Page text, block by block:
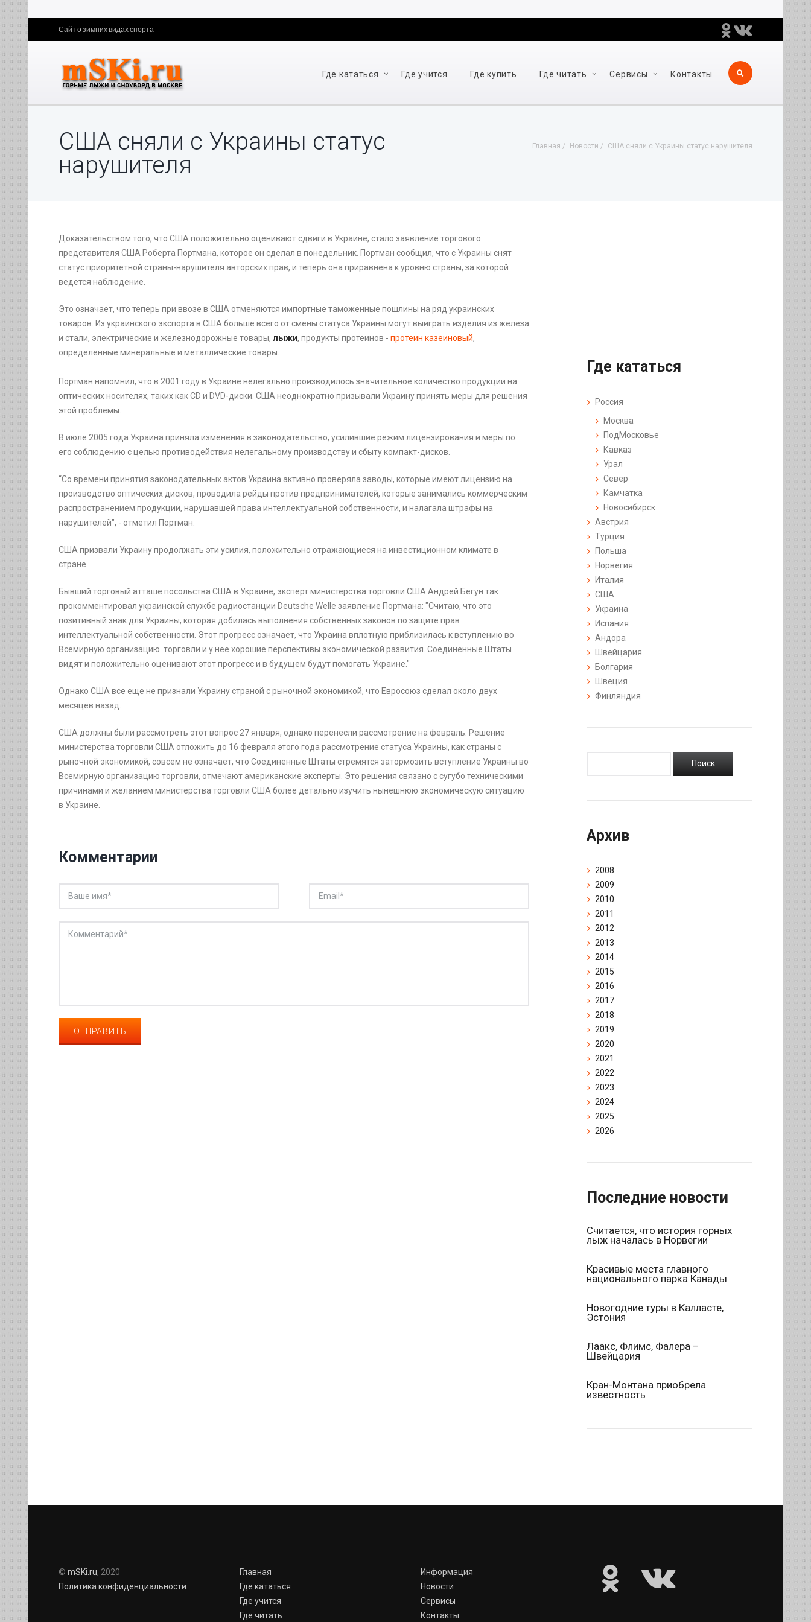
Сайт о зимних видах спорта
Где кататься Где учится Где купить Где читать Сервисы Контакты
Главная Новости США сняли с Украины статус нарушителя
США сняли с Украины статус
нарушителя
Доказательством того, что США положительно оценивают сдвиги в Украине, стало заявление торгового
представителя США Роберта Портмана, которое он сделал в понедельник. Портман сообщил, что с Украины снят
статус приоритетной страны-нарушителя авторских прав, и теперь она приравнена к уровню страны, за которой
ведется наблюдение.
Это означает, что теперь при ввозе в США отменяются импортные таможенные пошлины на ряд украинских
товаров. Из украинского экспорта в США больше всего от смены статуса Украины могут выиграть изделия из железа
и стали, электрические и железнодорожные товары, лыжи, продукты протеинов - протеин казеиновый,
определенные минеральные и металлические товары.
Портман напомнил, что в 2001 году в Украине нелегально производилось значительное количество продукции на
оптических носителях, таких как CD и DVD-диски. США неоднократно призывали Украину принять меры для решения
этой проблемы.
В июле 2005 года Украина приняла изменения в законодательство, усилившие режим лицензирования и меры по
его соблюдению с целью противодействия нелегальному производству и сбыту компакт-дисков.
“Со времени принятия законодательных актов Украина активно проверяла заводы, которые имеют лицензию на
производство оптических дисков, проводила рейды против предпринимателей, которые занимались коммерческим
распространением продукции, нарушавшей права интеллектуальной собственности, и налагала штрафы на
нарушителей", - отметил Портман.
США призвали Украину продолжать эти усилия, положительно отражающиеся на инвестиционном климате в
стране.
Бывший торговый атташе посольства США в Украине, эксперт министерства торговли США Андрей Бегун так
прокомментировал украинской службе радиостанции Deutsche Welle заявление Портмана: "Считаю, что это
позитивный знак для Украины, которая добилась выполнения собственных законов по защите прав
интеллектуальной собственности. Этот прогресс означает, что Украина вплотную приблизилась к вступлению во
Всемирную организацию торговли и у нее хорошие перспективы экономической развития. Соединенные Штаты
видят и положительно оценивают этот прогресс и в будущем будут помогать Украине."
Однако США все еще не признали Украину страной с рыночной экономикой, что Евросоюз сделал около двух
месяцев назад.
США должны были рассмотреть этот вопрос 27 января, однако перенесли рассмотрение на февраль. Решение
министерства торговли США отложить до 16 февраля этого года рассмотрение статуса Украины, как страны с
рыночной экономикой, совсем не означает, что Соединенные Штаты стремятся затормозить вступление Украины во
Всемирную организацию торговли, отмечают американские эксперты. Это решения связано с сугубо техническими
причинами и желанием министерства торговли США более детально изучить нынешнюю экономическую ситуацию
в Украине.
Комментарии
Где кататься
Россия
Москва
ПодМосковье
Кавказ
Урал
Север
Камчатка
Новосибирск
Австрия
Турция
Польша
Норвегия
Италия
США
Украина
Испания
Андора
Швейцария
Болгария
Швеция
Финляндия
Архив
2008
2009
2010
2011
2012
2013
2014
2015
2016
2017
2018
2019
2020
2021
2022
2023
2024
2025
2026
Последние новости
Считается, что история горных
лыж началась в Норвегии
Красивые места главного
национального парка Канады
Новогодние туры в Калласте,
Эстония
Лаакс, Флимс, Фалера –
Швейцария
Кран-Монтана приобрела
известность
© mSKi.ru, 2020
Политика конфиденциальности
Главная
Где кататься
Где учится
Где читать
Информация
Новости
Сервисы
Контакты